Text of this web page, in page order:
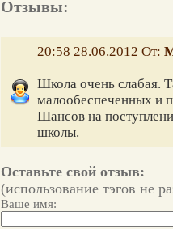
Отзывы:
20:58 28.06.2012 От:
Школа очень слабая.
малообеспеченных и
Шансов на
школы.
Оставьте свой отзыв:
(использование тэгов не
Ваше имя: